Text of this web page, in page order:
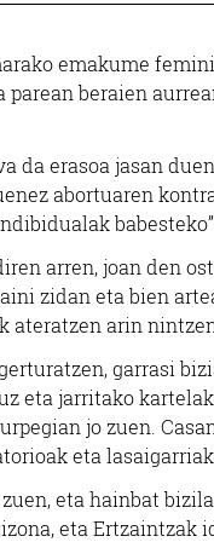
emakume
beraien
da erasoa jasan
abortuaren
babesteko”.
arren, joan den
zidan eta bien
arin
garrasi
eta jarritako
jo zuen.
eta lasaigarriak
eta hainbat
eta